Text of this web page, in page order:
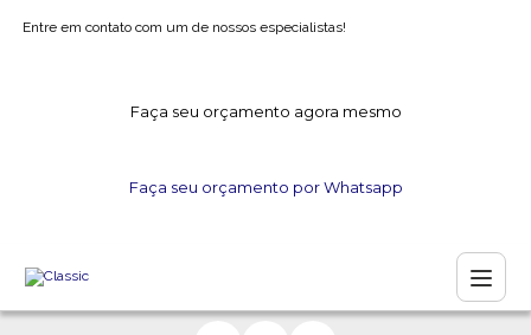
Entre em contato com um de nossos especialistas!
Faça seu orçamento agora mesmo
Faça seu orçamento por Whatsapp